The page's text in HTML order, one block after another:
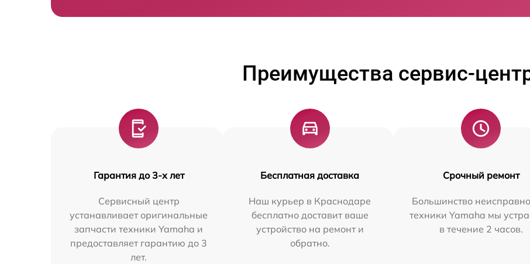
Преимущества сервис-
Гарантия до 3-х лет
Сервисный центр
устанавливает оригинальные
запчасти техники Yamaha и
предоставляет гарантию до 3
лет.
Бесплатная доставка
Наш курьер в Краснодаре
бесплатно доставит ваше
устройство на ремонт и
обратно.
Срочный ремонт
Большинство
техники Yamaha мы
в течение 2 часов.